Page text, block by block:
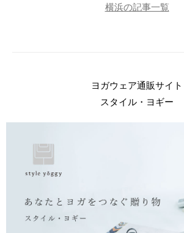
横浜の記事一覧
ヨガウェア通販サイト
スタイル・ヨギー